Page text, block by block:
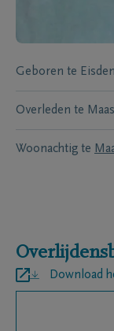
Geboren te Eisden
Overleden te
Woonachtig te
Download